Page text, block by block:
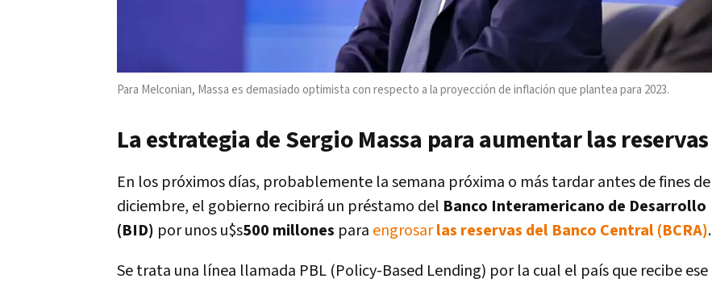
Para Melconian, Massa es demasiado optimista con respecto a la proyección de inflación que plantea para 2023.
La estrategia de Sergio Massa para aumentar las reservas
En los próximos días, probablemente la semana próxima o más tardar antes de fines de
diciembre, el gobierno recibirá un préstamo del Banco Interamericano de Desarrollo
(BID) por unos u$s500 millones para engrosarlas reservas del Banco Central (BCRA).
Se trata una línea llamada PBL (Policy-Based Lending) por la cual el país que recibe ese